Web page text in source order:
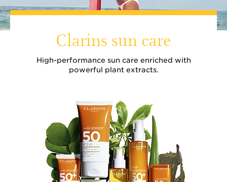
Clarins sun care
High-performance sun care enriched with
powerful plant extracts.